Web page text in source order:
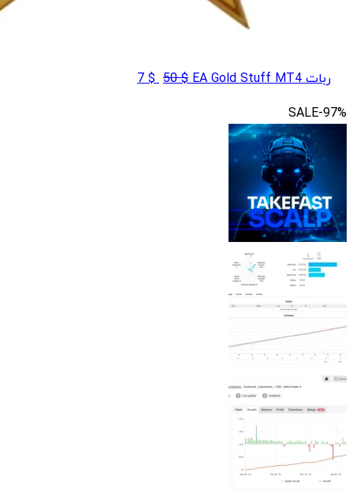
ربات EA Gold Stuff MT4 $
50
قیمت
$
7 قیمت
SALE-97%